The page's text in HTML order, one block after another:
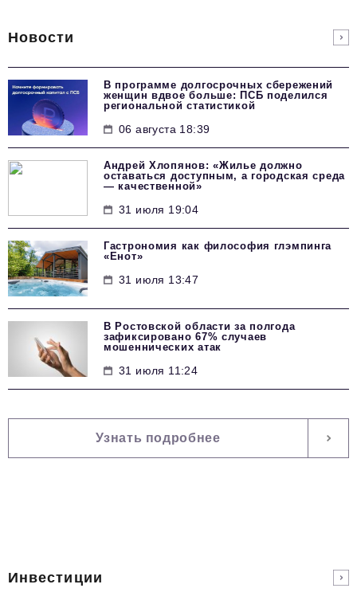
Новости
В программе долгосрочных сбережений
женщин вдвое больше: ПСБ поделился
региональной статистикой
06 августа 18:39
Андрей Хлопянов: «Жилье должно
оставаться доступным, а городская среда
— качественной»
31 июля 19:04
Гастрономия как философия глэмпинга
«Енот»
31 июля 13:47
В Ростовской области за полгода
зафиксировано 67% случаев
мошеннических атак
31 июля 11:24
Узнать подробнее
Инвестиции